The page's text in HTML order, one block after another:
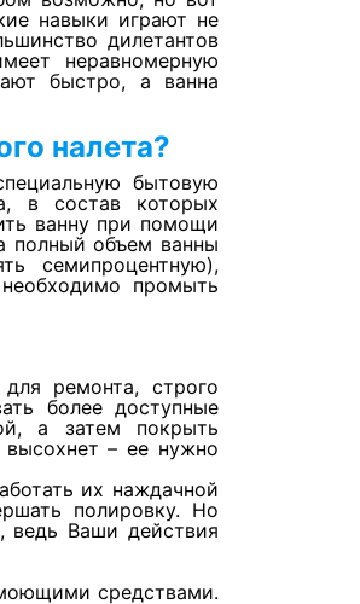
навыки играют не
дилетантов
неравномерную
быстро, а ванна
налета?
бытовую
в состав которых
ванну при помощи
полный объем ванны
семипроцентную),
промыть
ремонта, строго
более доступные
а затем покрыть
высохнет – ее нужно
их наждачной
полировку. Но
ведь Ваши действия
средствами.